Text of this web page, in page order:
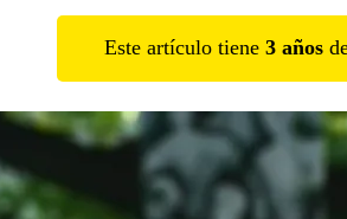
Este artículo tiene 3 años